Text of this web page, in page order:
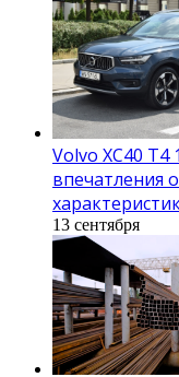
Volvo XC40
впечатления
13 сентября